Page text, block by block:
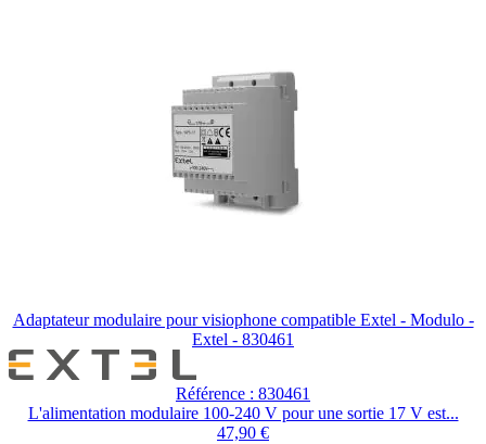
Adaptateur modulaire pour visiophone compatible Extel - Modulo -
Extel - 830461
Référence : 830461
L'alimentation modulaire 100-240 V pour une sortie 17 V est...
47,90 €